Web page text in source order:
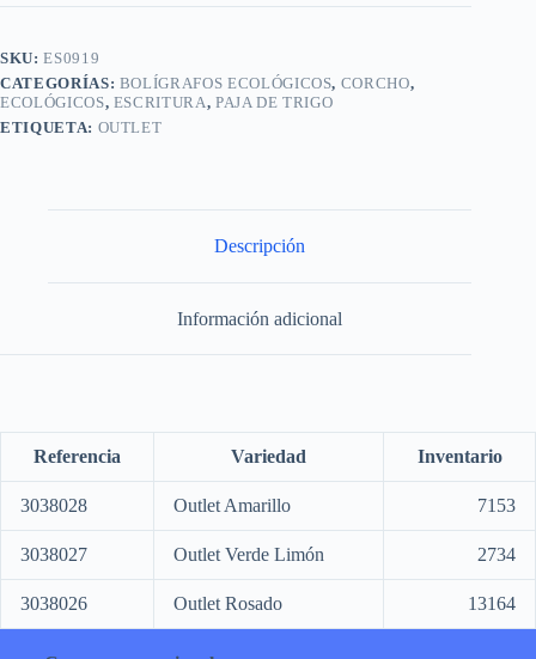
SKU:ES0919
CATEGORÍAS: BOLÍGRAFOS ECOLÓGICOS, CORCHO,
ECOLÓGICOS, ESCRITURA, PAJA DE TRIGO
ETIQUETA: OUTLET
Descripción
Información adicional
Referencia Variedad Inventario
3038028 Outlet Amarillo 7153
3038027 Outlet Verde Limón 2734
3038026 Outlet Rosado 13164